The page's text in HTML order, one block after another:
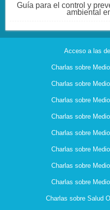
Guía para el control y
ambiental
Acceso a las
Charlas sobre
Charlas sobre
Charlas sobre
Charlas sobre
Charlas sobre
Charlas sobre
Charlas sobre
Charlas sobre
Charlas sobre Salud